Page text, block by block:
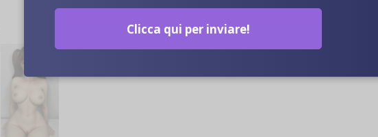
Clicca qui per inviare!